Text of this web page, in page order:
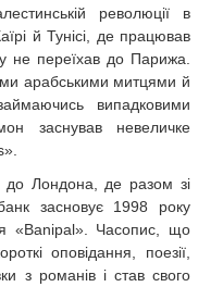
революції в
й Тунісі, де працював
не переїхав до Парижа.
арабськими митцями й
випадковими
заснував невеличке
до Лондона, де разом зі
засновує 1998 року
«Banipal». Часопис, що
оповідання, поезії,
з романів і став свого